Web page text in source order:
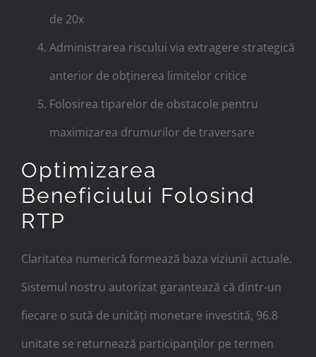
de 20x
Administrarea riscului via extragere strategică
anterior de obținerea limitelor critice
Folosirea tiparelor de obstacole pentru
maximizarea drumurilor de traversare
Optimizarea
Beneficiului Folosind
RTP
Claritatea numerică formează baza viziunii actuale.
Sistemul nostru autorizat garantează că dintr-un
fiecare o sută de unități monetare investită, 96.8
unitate se returnează participanților pe termen